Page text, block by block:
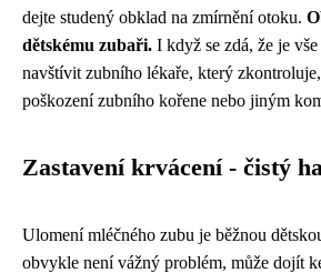
dejte studený obklad na zmírnění otoku.
dětskému zubaři. I když se zdá, že je
navštívit zubního lékaře, který
poškození zubního kořene nebo jiným
Zastavení krvácení - čistý
Ulomení mléčného zubu je běžnou
obvykle není vážný problém, může dojít